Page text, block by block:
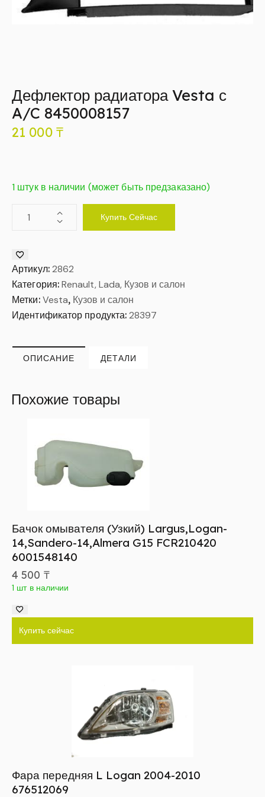
Дефлектор радиатора Vesta с
A/C 8450008157
21 000 ₸
1 штук в наличии (может быть предзаказано)
Купить Сейчас
Артикул: 2862
Категория:Renault, Lada, Кузов и салон
Метки: Vesta, Кузов и салон
Идентификатор продукта:28397
ОПИСАНИЕ ДЕТАЛИ
Похожие товары
Бачок омывателя (Узкий) Largus,Logan-
14,Sandero-14,Almera G15 FCR210420
6001548140
4 500 ₸
1 шт в наличии
Купить сейчас
Фара передняя L Logan 2004-2010
676512069